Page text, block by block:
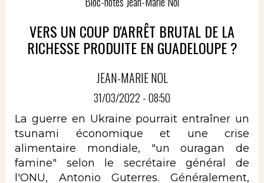
VERS UN COUP D'ARRÊT BRUTAL DE LA
RICHESSE PRODUITE EN GUADELOUPE ?
JEAN-MARIE NOL
31/03/2022 - 08:50
La guerre en Ukraine pourrait entraîner un
tsunami économique et une crise
alimentaire mondiale, "un ouragan de
famine" selon le secrétaire général de
l'ONU, Antonio Guterres. Généralement,